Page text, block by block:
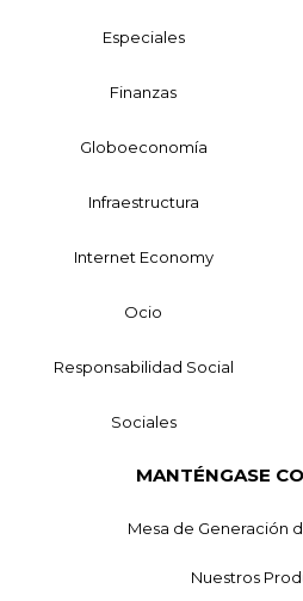
Especiales
Finanzas
Globoeconomía
Infraestructura
Internet Economy
Ocio
Responsabilidad Social
Sociales
MANTÉNGASE
Mesa de Generación
Nuestros